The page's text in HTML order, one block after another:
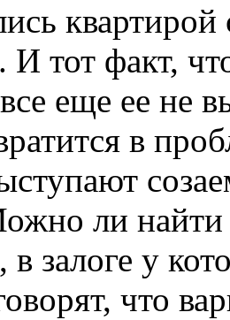
И тот факт,
еще ее не
в
ли найти
в залоге у
что